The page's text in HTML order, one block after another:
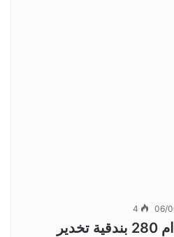
4
الموافقه على استخدام 280 بندقية تخدير